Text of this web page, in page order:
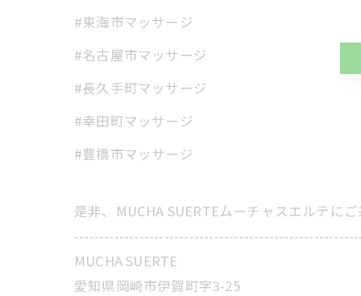
#東海市マッサージ
#名古屋市マッサージ
#長久手町マッサージ
#幸田町マッサージ
#豊橋市マッサージ
是非、MUCHA SUERTEムーチャスエルテ
MUCHA SUERTE
愛知県岡崎市伊賀町字3-25